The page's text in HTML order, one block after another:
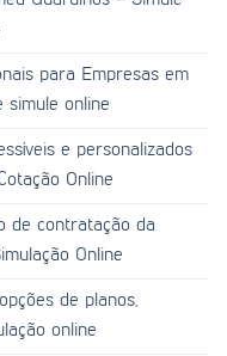
para Empresas em
simule online
e personalizados
Online
de contratação da
Online
de planos,
online